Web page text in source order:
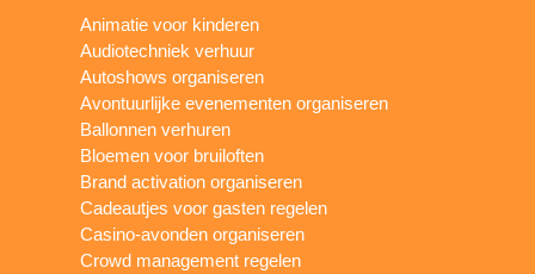
Animatie voor kinderen
Audiotechniek verhuur
Autoshows organiseren
Avontuurlijke evenementen organiseren
Ballonnen verhuren
Bloemen voor bruiloften
Brand activation organiseren
Cadeautjes voor gasten regelen
Casino-avonden organiseren
Crowd management regelen